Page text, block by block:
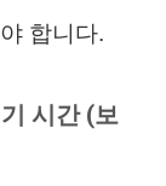
합니다.
시간 (보